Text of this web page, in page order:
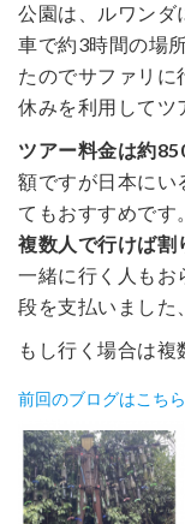
公園は、ルワンダ
車で約3時間の場
たのでサファリに
休みを利用してツ
ツアー料金は約
額ですが日本にい
てもおすすめです
複数人で行けば割
一緒に行く人もお
段を支払いました
もし行く場合は複
前回のブログはこち